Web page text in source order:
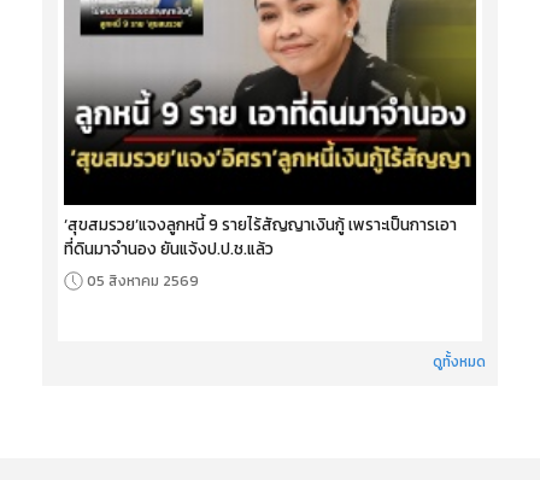
‘สุขสมรวย’แจงลูกหนี้ 9 รายไร้สัญญาเงินกู้ เพราะเป็นการเอา
ที่ดินมาจำนอง ยันแจ้งป.ป.ช.แล้ว
05 สิงหาคม 2569
ดูทั้งหมด